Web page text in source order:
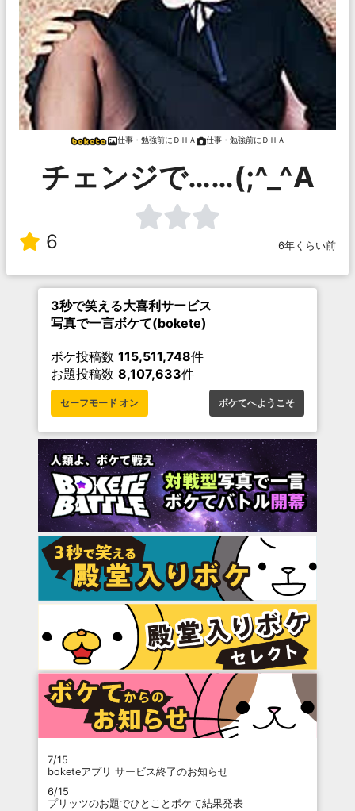
仕事・勉強前にＤＨＡ 仕事・勉強前にＤＨＡ
チェンジで……(;^_^A
6 6年くらい前
3秒で笑える大喜利サービス
写真で一言ボケて(bokete)
ボケ投稿数 115,511,748件
お題投稿数 8,107,633件
セーフモード オン ボケてへようこそ
7/15
boketeアプリ サービス終了のお知らせ
6/15
プリッツのお題でひとことボケて結果発表